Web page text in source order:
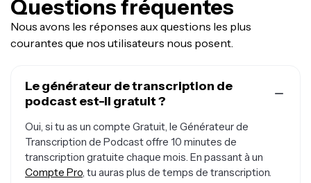
Questions fréquentes
Nous avons les réponses aux questions les plus
courantes que nos utilisateurs nous posent.
Le générateur de transcription de
podcast est-il gratuit ?
Oui, si tu as un compte Gratuit, le Générateur de
Transcription de Podcast offre 10 minutes de
transcription gratuite chaque mois. En passant à un
Compte Pro, tu auras plus de temps de transcription.